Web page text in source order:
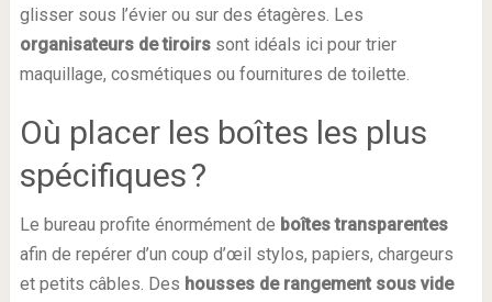
glisser sous l’évier ou sur des étagères. Les
organisateurs de tiroirssont idéals ici pour trier
maquillage, cosmétiques ou fournitures de toilette.
Où placer les boîtes les plus
spécifiques ?
Le bureau profite énormément de boîtes transparentes
afin de repérer d’un coup d’œil stylos, papiers, chargeurs
et petits câbles. Des housses de rangement sous vide